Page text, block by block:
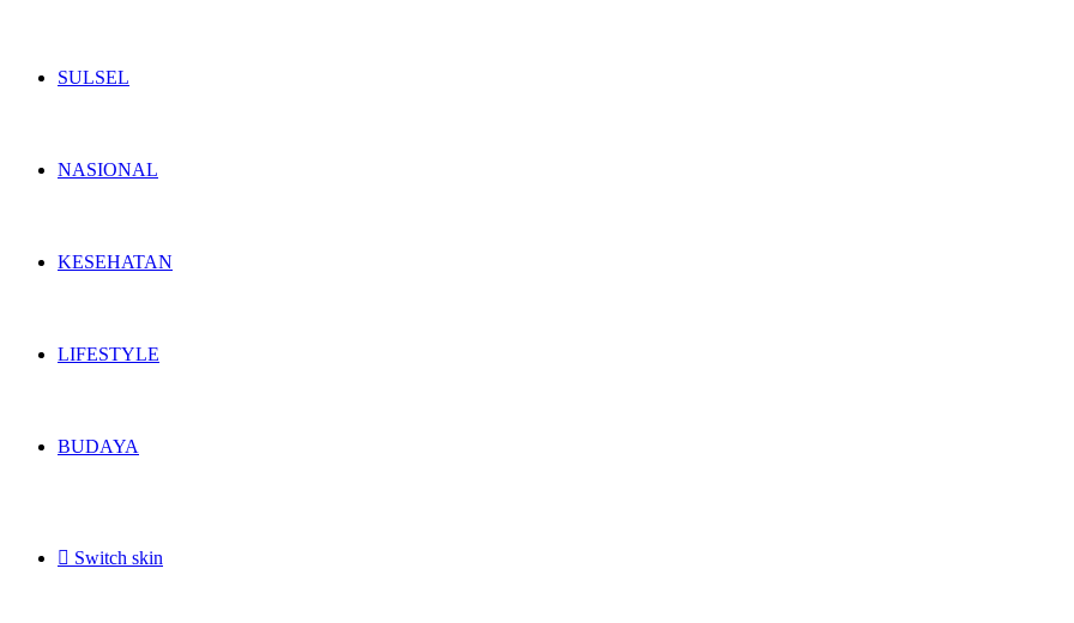
SULSEL
NASIONAL
KESEHATAN
LIFESTYLE
BUDAYA
Switch skin